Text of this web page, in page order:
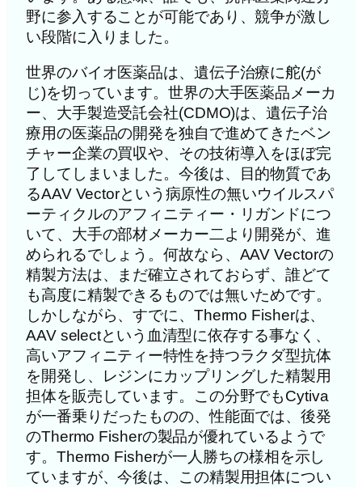
野に参入することが可能であり、競争が激し
い段階に入りました。
世界のバイオ医薬品は、遺伝子治療に舵(が
じ)を切っています。世界の大手医薬品メーカ
ー、大手製造受託会社(CDMO)は、遺伝子治
療用の医薬品の開発を独自で進めてきたベン
チャー企業の買収や、その技術導入をほぼ完
了してしまいました。今後は、目的物質であ
るAAV Vectorという病原性の無いウイルスパ
ーティクルのアフィニティー・リガンドにつ
いて、大手の部材メーカー二より開発が、進
められるでしょう。何故なら、AAV Vectorの
精製方法は、まだ確立されておらず、誰どて
も高度に精製できるものでは無いためです。
しかしながら、すでに、Thermo Fisherは、
AAV selectという血清型に依存する事なく、
高いアフィニティー特性を持つラクダ型抗体
を開発し、レジンにカップリングした精製用
担体を販売しています。この分野でもCytiva
が一番乗りだったものの、性能面では、後発
のThermo Fisherの製品が優れているようで
す。Thermo Fisherが一人勝ちの様相を示し
ていますが、今後は、この精製用担体につい